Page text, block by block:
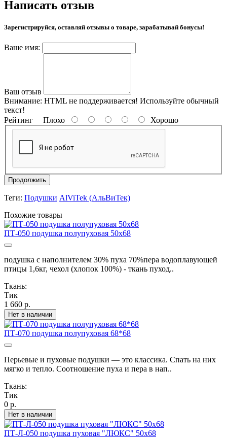
Написать отзыв
Зарегистрируйся, оставляй отзывы о товаре, зарабатывай бонусы!
Ваше имя:
Ваш отзыв
Внимание: HTML не поддерживается! Используйте обычный
текст!
Рейтинг Плохо Хорошо
Продолжить
Теги: Подушки AlViTek (АльВиТек)
Похожие товары
ПТ-050 подушка полупуховая 50х68
подушка с наполнителем 30% пуха 70%пера водоплавующей
птицы 1,6кг, чехол (хлопок 100%) - ткань пуход..
Ткань:
Тик
1 660 р.
Нет в наличии
ПТ-070 подушка полупуховая 68*68
Перьевые и пуховые подушки — это классика. Спать на них
мягко и тепло. Соотношение пуха и пера в нап..
Ткань:
Тик
0 р.
Нет в наличии
ПТ-Л-050 подушка пуховая "ЛЮКС" 50х68